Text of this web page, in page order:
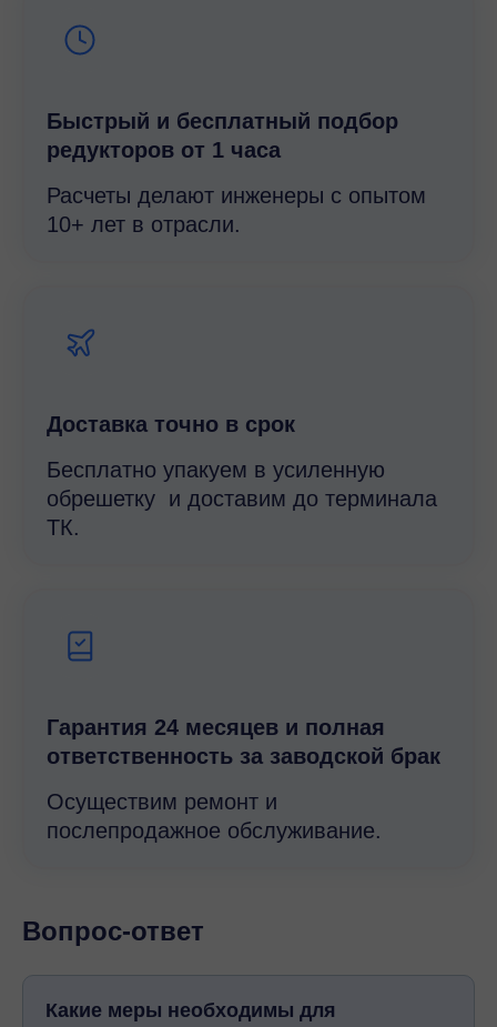
Быстрый и беcплатный подбор
редукторов от 1 часа
Расчеты делают инженеры с опытом
10+ лет в отрасли.
Доставка точно в срок
Бесплатно упакуем в усиленную
обрешетку и доставим до терминала
ТК.
Гарантия 24 месяцев и полная
ответственность за заводской брак
Осуществим ремонт и
послепродажное обслуживание.
Вопрос-ответ
Какие меры необходимы для